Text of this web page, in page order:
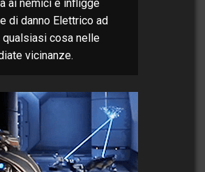
ai nemici e infligge
di danno Elettrico ad
qualsiasi cosa nelle
vicinanze.